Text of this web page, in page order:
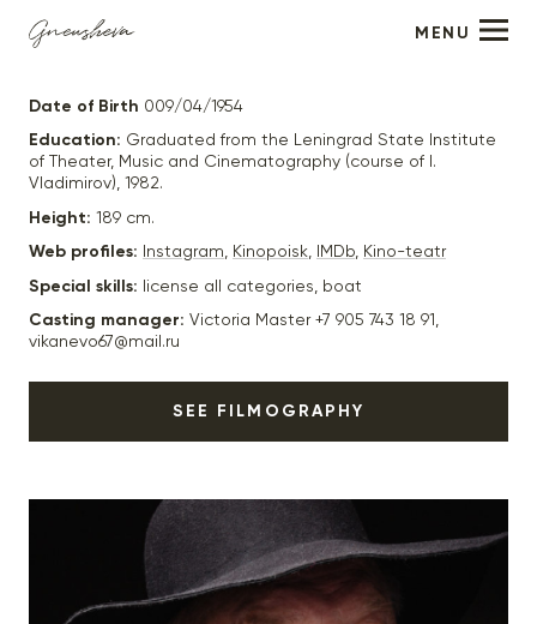
MENU
Victor Bychkov
Date of Birth 009/04/1954
Education: Graduated from the Leningrad State Institute
of Theater, Music and Cinematography (course of I.
Vladimirov), 1982.
Height: 189 cm.
Web profiles: Instagram, Kinopoisk, IMDb, Kino-teatr
Special skills: license all categories, boat
Casting manager: Victoria Master +7 905 743 18 91,
vikanevo67@mail.ru
SEE FILMOGRAPHY
Максим Пешков
"Волшебный участок-2" (в производстве) - Мерлин,
реж. Степан Гордеев
"Афоня" (в производстве) - главная роль, реж.
Константин Трофимов, Василий Свиридов